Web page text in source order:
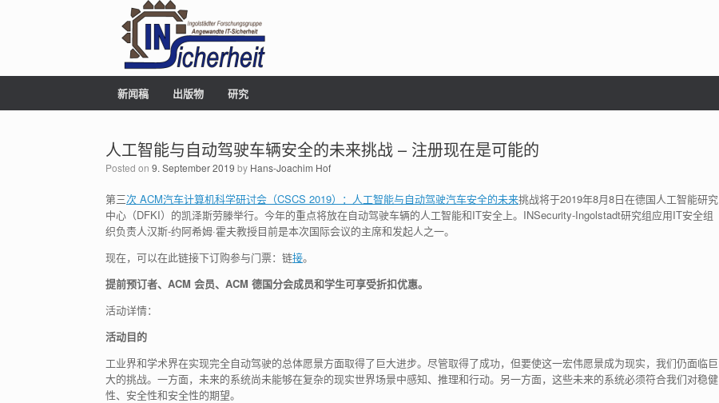
新闻稿 出版物 研究
人工智能与自动驾驶车辆安全的未来挑战 – 注册现在是可能的
Posted on 9. September 2019 by Hans-Joachim Hof
第三次 ACM汽车计算机科学研讨会（CSCS 2019）：人工智能与自动驾驶汽车安全的未来挑战将于2019年8月8日在德国人工智能研究
中心（DFKI）的凯泽斯劳滕举行。今年的重点将放在自动驾驶车辆的人工智能和IT安全上。INSecurity-Ingolstadt研究组应用IT安全组
织负责人汉斯-约阿希姆·霍夫教授目前是本次国际会议的主席和发起人之一。
现在，可以在此链接下订购参与门票：链接。
提前预订者、ACM 会员、ACM 德国分会成员和学生可享受折扣优惠。
活动详情：
活动目的
工业界和学术界在实现完全自动驾驶的总体愿景方面取得了巨大进步。尽管取得了成功，但要使这一宏伟愿景成为现实，我们仍面临巨
大的挑战。一方面，未来的系统尚未能够在复杂的现实世界场景中感知、推理和行动。另一方面，这些未来的系统必须符合我们对稳健
性、安全性和安全性的期望。